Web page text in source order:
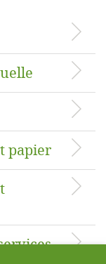
papier